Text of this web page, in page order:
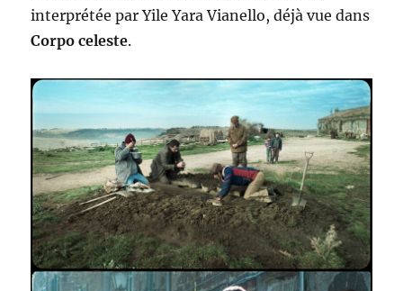
interprétée par Yile Yara Vianello, déjà vue dans
Corpo celeste.